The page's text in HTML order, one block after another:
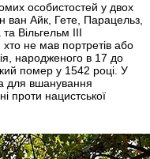
особистостей у двох
ван Айк, Гете, Парацельз,
Вільгельм III
не мав портретів або
народженого в 17 до
помер у 1542 році. У
для вшанування
проти нацистської